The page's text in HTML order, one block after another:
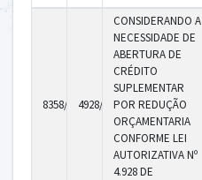
8358/20264928/2026
CONSIDERANDO A
NECESSIDADE DE
ABERTURA DE
CRÉDITO
SUPLEMENTAR
POR REDUÇÃO
ORÇAMENTARIA
CONFORME LEI
AUTORIZATIVA Nº
4.928 DE